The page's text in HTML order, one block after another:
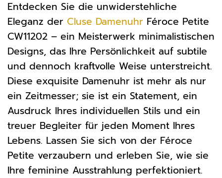
Entdecken Sie die unwiderstehliche
Eleganz der Cluse Damenuhr Féroce Petite
CW11202 – ein Meisterwerk minimalistischen
Designs, das Ihre Persönlichkeit auf subtile
und dennoch kraftvolle Weise unterstreicht.
Diese exquisite Damenuhr ist mehr als nur
ein Zeitmesser; sie ist ein Statement, ein
Ausdruck Ihres individuellen Stils und ein
treuer Begleiter für jeden Moment Ihres
Lebens. Lassen Sie sich von der Féroce
Petite verzaubern und erleben Sie, wie sie
Ihre feminine Ausstrahlung perfektioniert.